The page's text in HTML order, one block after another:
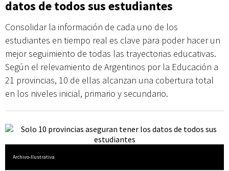
datos de todos sus estudiantes
Consolidar la información de cada uno de los
estudiantes en tiempo real es clave para poder hacer un
mejor seguimiento de todas las trayectorias educativas.
Según el relevamiento de Argentinos por la Educación a
21 provincias, 10 de ellas alcanzan una cobertura total
en los niveles inicial, primario y secundario.
Archivo-Ilustrativa